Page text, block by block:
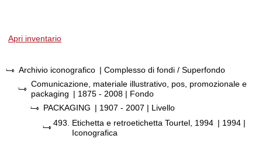
Apri inventario
Archivio iconografico | Complesso di fondi / Superfondo
Comunicazione, materiale illustrativo, pos, promozionale e
packaging | 1875 - 2008 | Fondo
PACKAGING | 1907 - 2007 | Livello
493. Etichetta e retroetichetta Tourtel, 1994 | 1994 |
Iconografica